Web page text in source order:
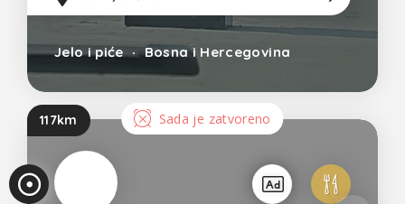
Jelo i piće Bosna i Hercegovina
117km Sada je zatvoreno